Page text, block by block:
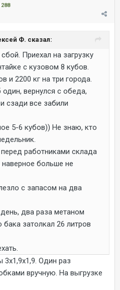
288
Ф. сказал:
Приехал на загрузку
с кузовом 8 кубов.
и 2200 кг на три города.
вернулся с обеда,
сзади все забили
5-6 кубов)) Не знаю, кто
работниками склада
больше не
с запасом на два
два раза метаном
бака затолкал 26 литров
3х1,9х1,9. Один раз
вручную. На выгрузке